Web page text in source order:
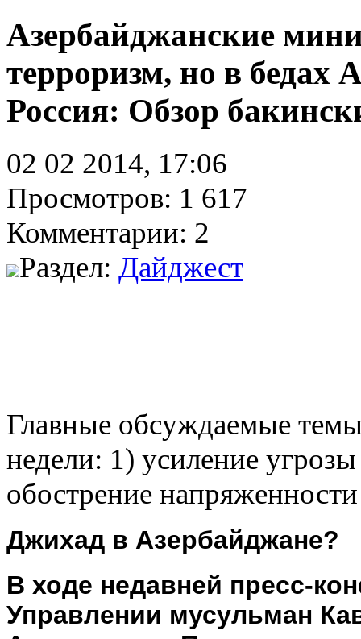
Азербайджанские
терроризм, но в бедах
Россия: Обзор
02 02 2014, 17:06
Просмотров: 1 617
Комментарии: 2
Раздел: Дайджест
Главные обсуждаемые
недели: 1) усиление
обострение
Джихад в Азербайджане?
В ходе недавней пресс-
Управлении мусульман